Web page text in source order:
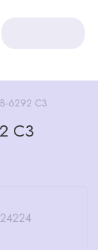
6292 C3
C3